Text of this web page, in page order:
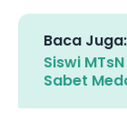
Baca Juga:
Siswi
Sabet